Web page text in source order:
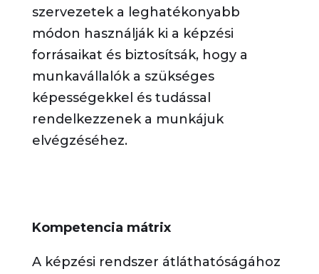
szervezetek a leghatékonyabb
módon használják ki a képzési
forrásaikat és biztosítsák, hogy a
munkavállalók a szükséges
képességekkel és tudással
rendelkezzenek a munkájuk
elvégzéséhez.
Kompetencia mátrix
A képzési rendszer átláthatóságához